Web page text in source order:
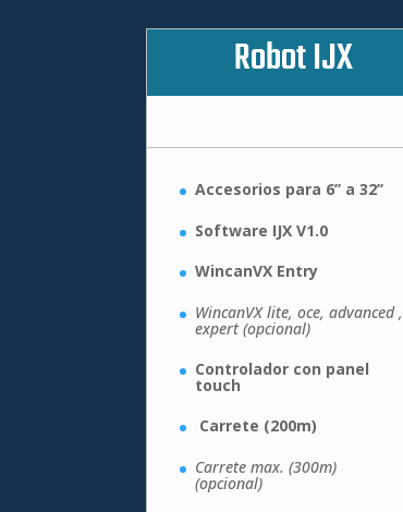
Robot IJX
Accesorios para 6’’ a 32’’
Software IJX V1.0
WincanVX Entry
WincanVX lite, oce, advanced ,
expert (opcional)
Controlador con panel
touch
Carrete (200m)
Carrete max. (300m)
(opcional)